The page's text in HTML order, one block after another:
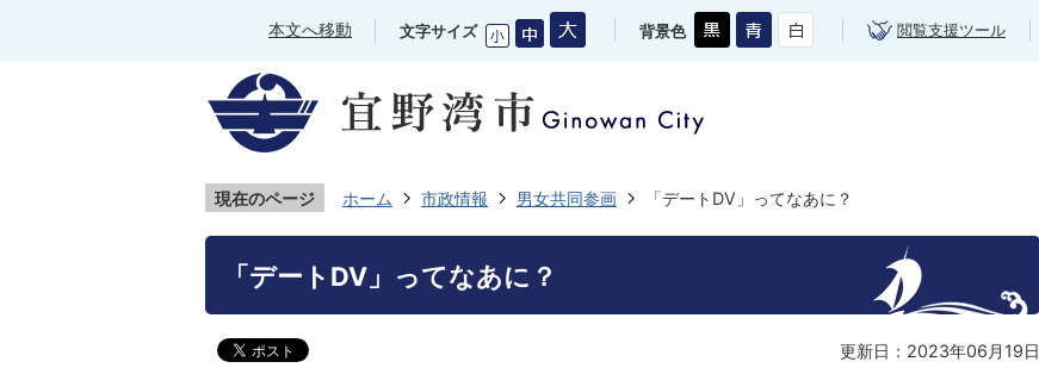
本文へ移動 文字サイズ 背景色 閲覧支援ツール
現在のページ ホーム 市政情報 男女共同参画 「デートDV」ってなあに？
「デートDV」ってなあに？
更新日：2023年06月19日